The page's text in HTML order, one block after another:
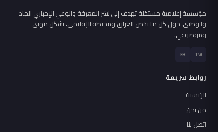
مؤسسة إعلامية مستقلة تهدف إلى نشر المعرفة والوعي الإخباري الجاد
والوطني، حول كل ما يخص العراق ومحيطه الإقليمي، بشكل مهني
وموضوعي.
TW
FB
روابط سريعة
الرئيسية
من نحن
اتصل بنا